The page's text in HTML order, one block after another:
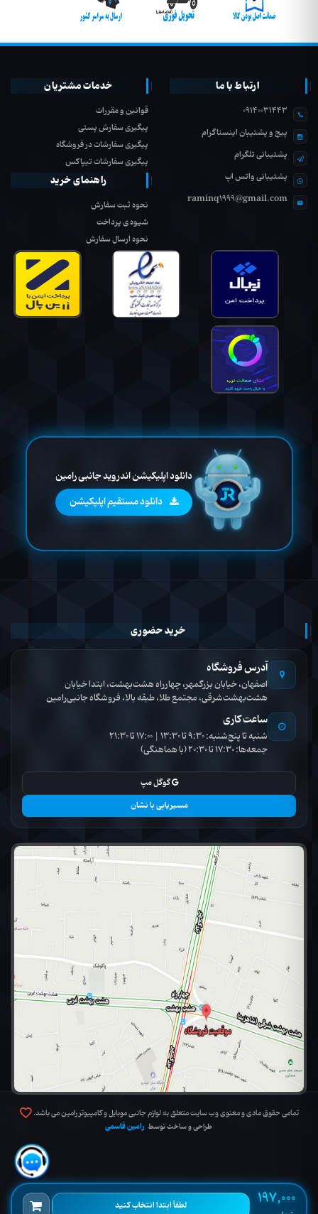
197,000 لطفاً ابتدا انتخاب کنید
ارتباط با ما
09140031443
پیج و پشتیبان اینستاگرام
پشتیبانی تلگرام
پشتیبانی واتس اپ
raminq1999@gmail.com
خدمات مشتریان
قوانین و مقررات
پیگیری سفارش پستی
پیگیری سفارشات در فروشگاه
پیگیری سفارشات تیپاکس
راهنمای خرید
نحوه ثبت سفارش
شیوه ی پرداخت
نحوه ارسال سفارش
دانلود اپلیکیشن اندروید جانبی رامین
دانلود مستقیم اپلیکیشن
خرید حضوری
آدرس فروشگاه
اصفهان، خیابان بزرگمهر، چهارراه هشت‌بهشت، ابتدا خیابان
هشت‌بهشت‌شرقی، مجتمع طلا، طبقه بالا، فروشگاه جانبی‌رامین
ساعت کاری
شنبه تا پنج‌شنبه: 9:30 تا 13:30 | 17:00 تا 21:30
جمعه‌ها: 17:30 تا 20:30 (با هماهنگی)
گوگل مپ
مسیریابی با نشان
تمامی حقوق مادی و معنوی وب سایت متعلق به لوازم جانبی موبایل و کامپیوتر رامین می باشد.
طراحی و ساخت توسط رامین قاسمی